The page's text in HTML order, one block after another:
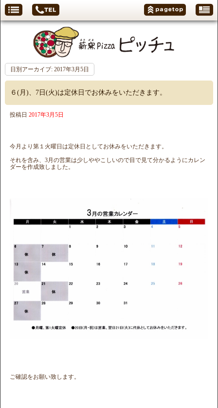
日別アーカイブ: 2017年3月5日
６(月)、7日(火)は定休日でお休みをいただきます。
投稿日 2017年3月5日
今月より第１火曜日は定休日としてお休みをいただきます。
それを含み、3月の営業は少しややこしいので目で見て分かるようにカレン
ダーを作成致しました。
ご確認をお願い致します。